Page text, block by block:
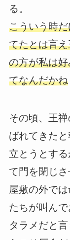
る。
こういう時
てたとは言
の方が私は
てなんだかね
その頃、王
ばれてきた
立とうとす
て門を閉じさ
屋敷の外で
たちが叫ん
タラメだと